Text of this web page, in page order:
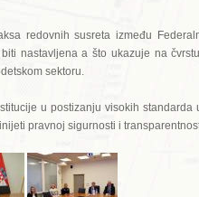
redovnih susreta između
nastavljena a što ukazuje na
sektoru.
u postizanju visokih
pravnoj sigurnosti i